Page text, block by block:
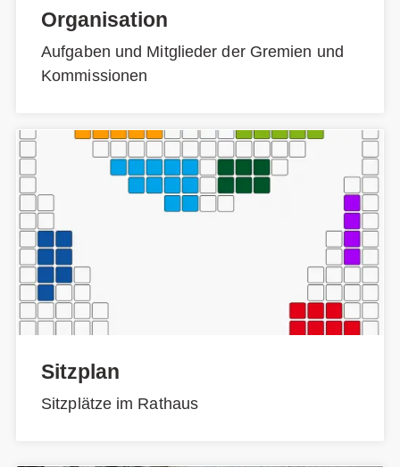
Organisation
Aufgaben und Mitglieder der Gremien und
Kommissionen
Sitzplan
Sitzplätze im Rathaus